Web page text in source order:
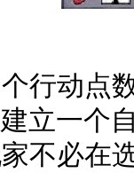
行动点
立一个
不必在